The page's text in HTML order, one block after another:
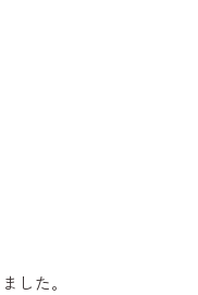
した。